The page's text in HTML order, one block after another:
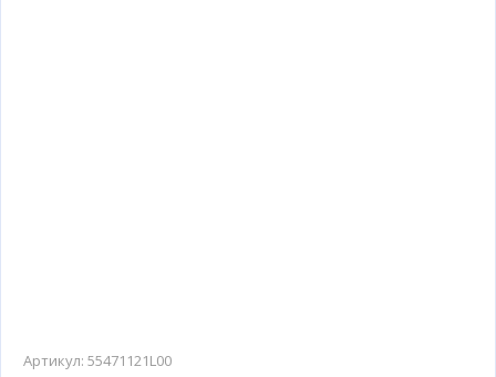
Артикул: 55471121L00